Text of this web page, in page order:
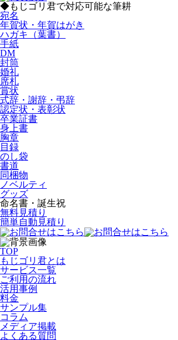
◆もじゴリ君で対応可能な筆耕
宛名
年賀状・年賀はがき
ハガキ（葉書）
手紙
DM
封筒
婚礼
席札
賞状
式辞・謝辞・弔辞
認定状・表彰状
卒業証書
身上書
胸章
目録
のし袋
書道
同梱物
ノベルティ
グッズ
命名書・誕生祝
無料見積り
簡単自動見積り
TOP
もじゴリ君とは
サービス一覧
ご利用の流れ
活用事例
料金
サンプル集
コラム
メディア掲載
よくある質問